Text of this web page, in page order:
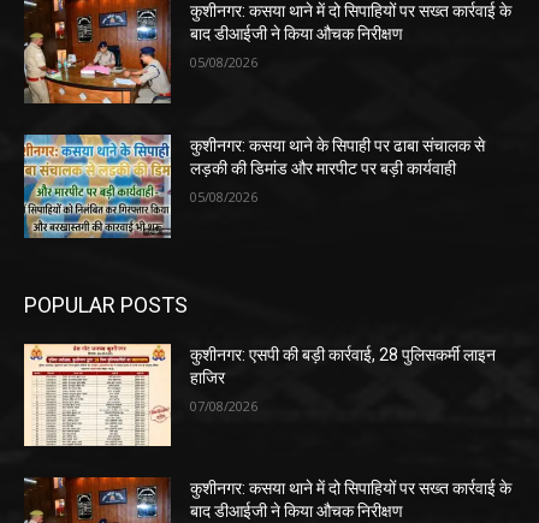
कुशीनगर: कसया थाने में दो सिपाहियों पर सख्त कार्रवाई के
बाद डीआईजी ने किया औचक निरीक्षण
05/08/2026
कुशीनगर: कसया थाने के सिपाही पर ढाबा संचालक से
लड़की की डिमांड और मारपीट पर बड़ी कार्यवाही
05/08/2026
POPULAR POSTS
कुशीनगर: एसपी की बड़ी कार्रवाई, 28 पुलिसकर्मी लाइन
हाजिर
07/08/2026
कुशीनगर: कसया थाने में दो सिपाहियों पर सख्त कार्रवाई के
बाद डीआईजी ने किया औचक निरीक्षण